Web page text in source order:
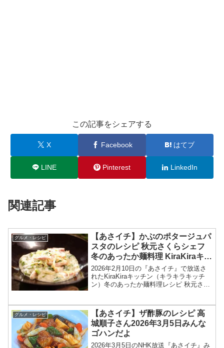
この記事をシェアする
X Facebook はてブ
LINE Pinterest LinkedIn
関連記事
グルメ・レシピ
【あさイチ】かぶのポタージュパ
スタのレシピ 秋元さくらシェフ
冬のあったか麺料理 KiraKiraキッ
チン2026年2月10日
2026年2月10日の『あさイチ』で放送さ
れたKiraKiraキッチン（キラキラキッチ
ン）冬のあったか麺料理レシピ 秋元さく
さイチ」では、KiraKiraキッチンで、...
グルメ・レシピ
【あさイチ】ザ酢豚のレシピ 高
城順子さん2026年3月5日みんな
ゴハンだよ
2026年3月5日のNHK放送『あさイチ』み